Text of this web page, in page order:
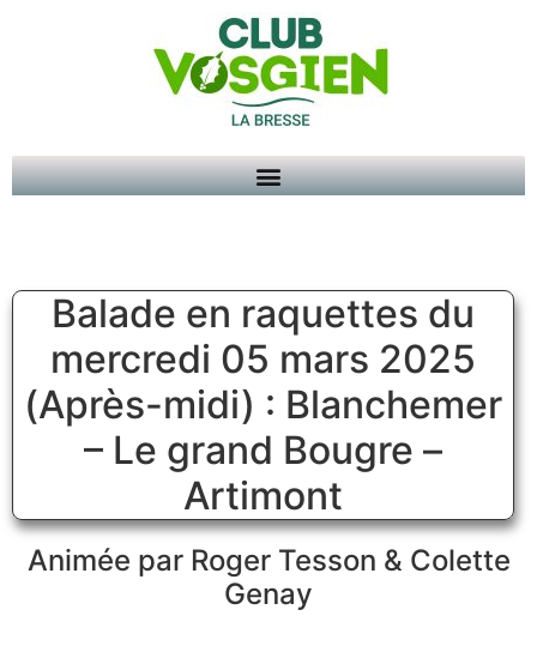
Balade en raquettes du
mercredi 05 mars 2025
(Après-midi) : Blanchemer
– Le grand Bougre –
Artimont
Animée par Roger Tesson & Colette
Genay